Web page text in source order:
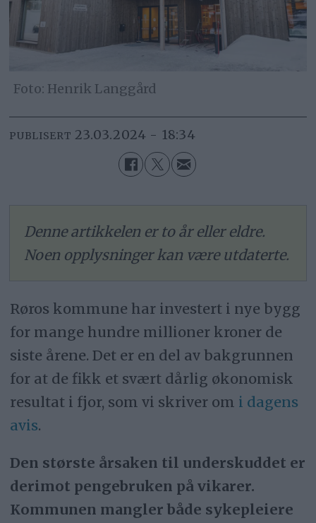
Henrik Langgård
PUBLISERT 23.03.2024 - 18:34
Denne artikkelen er to år eller eldre.
Noen opplysninger kan være utdaterte.
Røros kommune har investert i nye bygg
for mange hundre millioner kroner de
siste årene. Det er en del av bakgrunnen
for at de fikk et svært dårlig økonomisk
resultat i fjor, som vi skriver om i dagens
avis.
Den største årsaken til underskuddet er
derimot pengebruken på vikarer.
Kommunen mangler både sykepleiere